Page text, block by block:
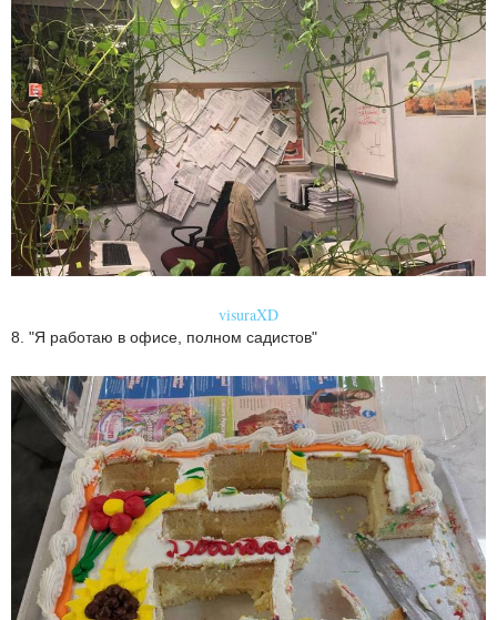
visuraXD
8. "Я работаю в офисе, полном садистов"